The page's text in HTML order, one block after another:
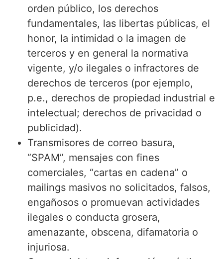
orden público, los derechos
fundamentales, las libertas públicas, el
honor, la intimidad o la imagen de
terceros y en general la normativa
vigente, y/o ilegales o infractores de
derechos de terceros (por ejemplo,
p.e., derechos de propiedad industrial e
intelectual; derechos de privacidad o
publicidad).
Transmisores de correo basura,
“SPAM”, mensajes con fines
comerciales, “cartas en cadena” o
mailings masivos no solicitados, falsos,
engañosos o promuevan actividades
ilegales o conducta grosera,
amenazante, obscena, difamatoria o
injuriosa.